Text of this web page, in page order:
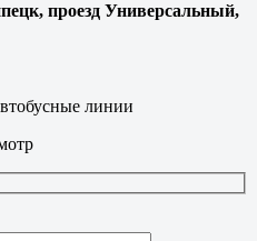
проезд Универсальный,
линии